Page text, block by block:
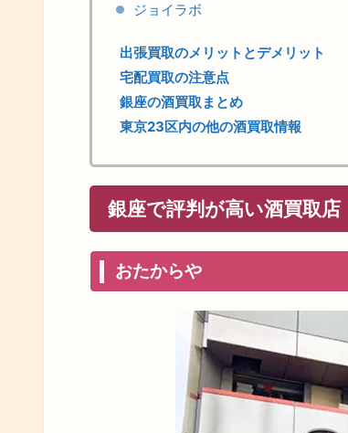
ジョイラボ
出張買取のメリットとデメリット
宅配買取の注意点
銀座の酒買取まとめ
東京23区内の他の酒買取情報
銀座で評判が高い酒買取店
おたからや